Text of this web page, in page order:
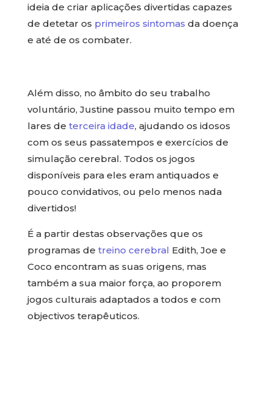
ideia de criar aplicações divertidas capazes
de detetar os primeiros sintomas da doença
e até de os combater.
Além disso, no âmbito do seu trabalho
voluntário, Justine passou muito tempo em
lares de terceira idade, ajudando os idosos
com os seus passatempos e exercícios de
simulação cerebral. Todos os jogos
disponíveis para eles eram antiquados e
pouco convidativos, ou pelo menos nada
divertidos!
É a partir destas observações que os
programas de treino cerebral Edith, Joe e
Coco encontram as suas origens, mas
também a sua maior força, ao proporem
jogos culturais adaptados a todos e com
objectivos terapêuticos.